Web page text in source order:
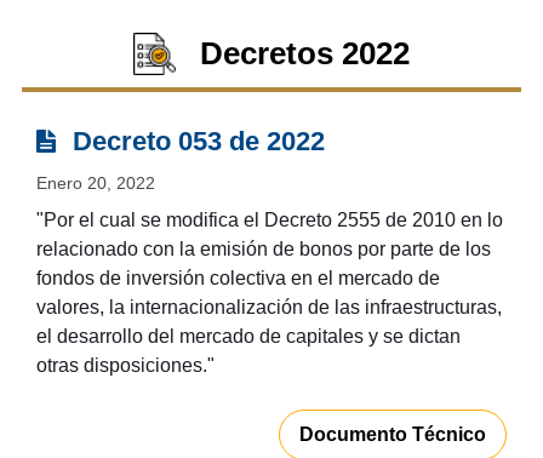
Decretos 2022
Decreto 053 de 2022
Enero 20, 2022
"Por el cual se modifica el Decreto 2555 de 2010 en lo
relacionado con la emisión de bonos por parte de los
fondos de inversión colectiva en el mercado de
valores, la internacionalización de las infraestructuras,
el desarrollo del mercado de capitales y se dictan
otras disposiciones."
Documento Técnico